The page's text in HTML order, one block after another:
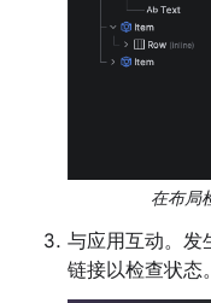
在布局
与应用互动。发
链接以检查状态。